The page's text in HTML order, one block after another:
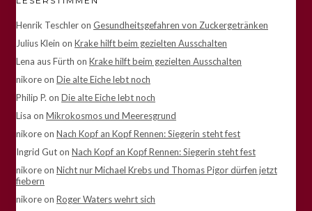
Henrik Teschleron Gesundheitsgefahren von Zuckergetränken
Julius Klein on Krake hilft beim gezielten Ausschalten
Lena aus Fürth on Krake hilft beim gezielten Ausschalten
nikoreon Die alte Eiche lebt noch
Philip P. on Die alte Eiche lebt noch
Lisa on Mikrokosmos und Meeresgrund
nikoreon Nach Kopf an Kopf Rennen: Siegerin steht fest
Ingrid Guton Nach Kopf an Kopf Rennen: Siegerin steht fest
nikoreon Nicht nur Michael Krebs und Thomas Pigor dürfen jetzt
fiebern
nikoreon Roger Waters wehrt sich